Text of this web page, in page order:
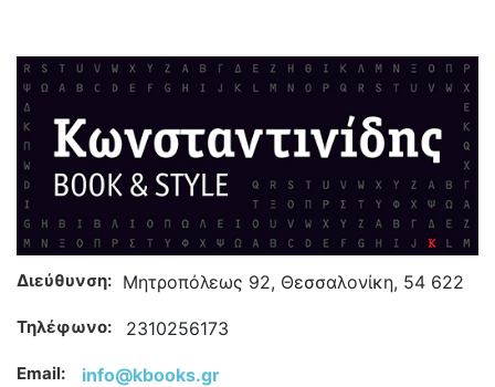
Διεύθυνση: Μητροπόλεως 92, Θεσσαλονίκη, 54 622
Τηλέφωνο: 2310256173
Email: info@kbooks.gr